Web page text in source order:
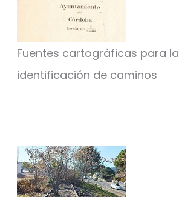
Fuentes cartográficas para la
identificación de caminos